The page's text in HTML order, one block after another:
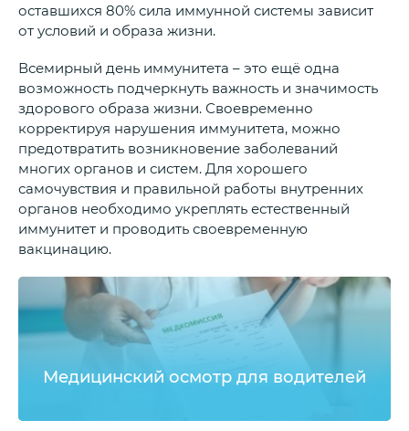
оставшихся 80% сила иммунной системы зависит
от условий и образа жизни.
Всемирный день иммунитета – это ещё одна
возможность подчеркнуть важность и значимость
здорового образа жизни. Своевременно
корректируя нарушения иммунитета, можно
предотвратить возникновение заболеваний
многих органов и систем. Для хорошего
самочувствия и правильной работы внутренних
органов необходимо укреплять естественный
иммунитет и проводить своевременную
вакцинацию.
Медицинский осмотр для водителей